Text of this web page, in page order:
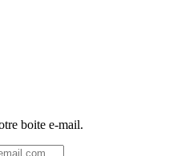
boite e-mail.